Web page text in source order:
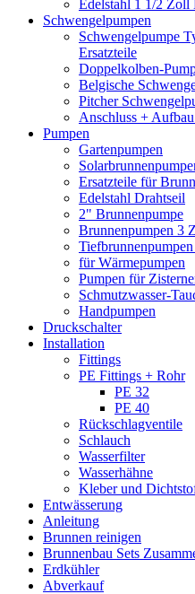
Edelstahl 1 1/2 Zoll
Schwengelpumpen
Schwengelpumpe
Ersatzteile
Doppelkolben-
Belgische
Pitcher
Anschluss +
Pumpen
Gartenpumpen
Ersatzteile für
Edelstahl Drahtseil
2" Brunnenpumpe
Brunnenpumpen 3
für Wärmepumpen
Pumpen für
Schmutzwasser-
Handpumpen
Druckschalter
Installation
Fittings
PE Fittings + Rohr
PE 32
PE 40
Rückschlagventile
Schlauch
Wasserfilter
Wasserhähne
Kleber und
Entwässerung
Anleitung
Brunnen reinigen
Brunnenbau Sets
Erdkühler
Abverkauf